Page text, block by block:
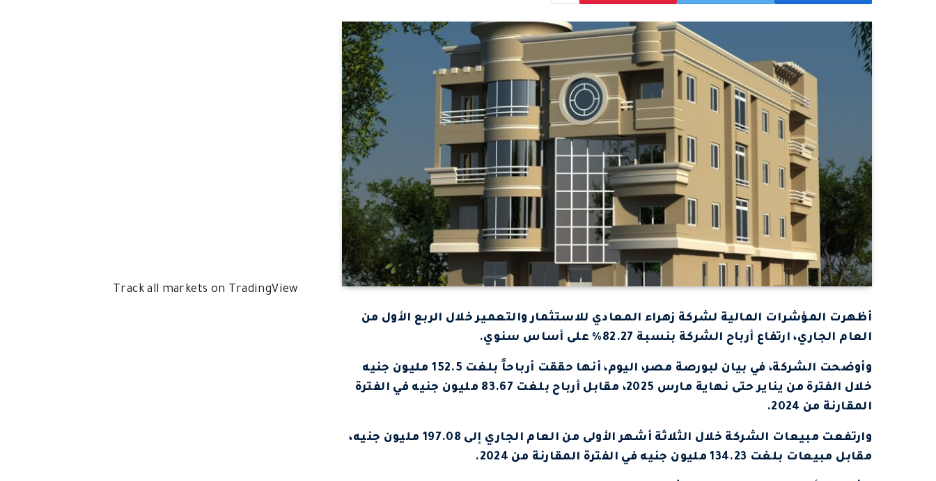
أظهرت المؤشرات المالية لشركة زهراء المعادي للاستثمار والتعمير خلال الربع الأول من
العام الجاري، ارتفاع أرباح الشركة بنسبة 82.27% على أساس سنوي.
وأوضحت الشركة، في بيان لبورصة مصر، اليوم، أنها حققت أرباحاً بلغت 152.5 مليون جنيه
خلال الفترة من يناير حتى نهاية مارس 2025، مقابل أرباح بلغت 83.67 مليون جنيه في الفترة
المقارنة من 2024.
وارتفعت مبيعات الشركة خلال الثلاثة أشهر الأولى من العام الجاري إلى 197.08 مليون جنيه،
مقابل مبيعات بلغت 134.23 مليون جنيه في الفترة المقارنة من 2024.
Track all markets on TradingView